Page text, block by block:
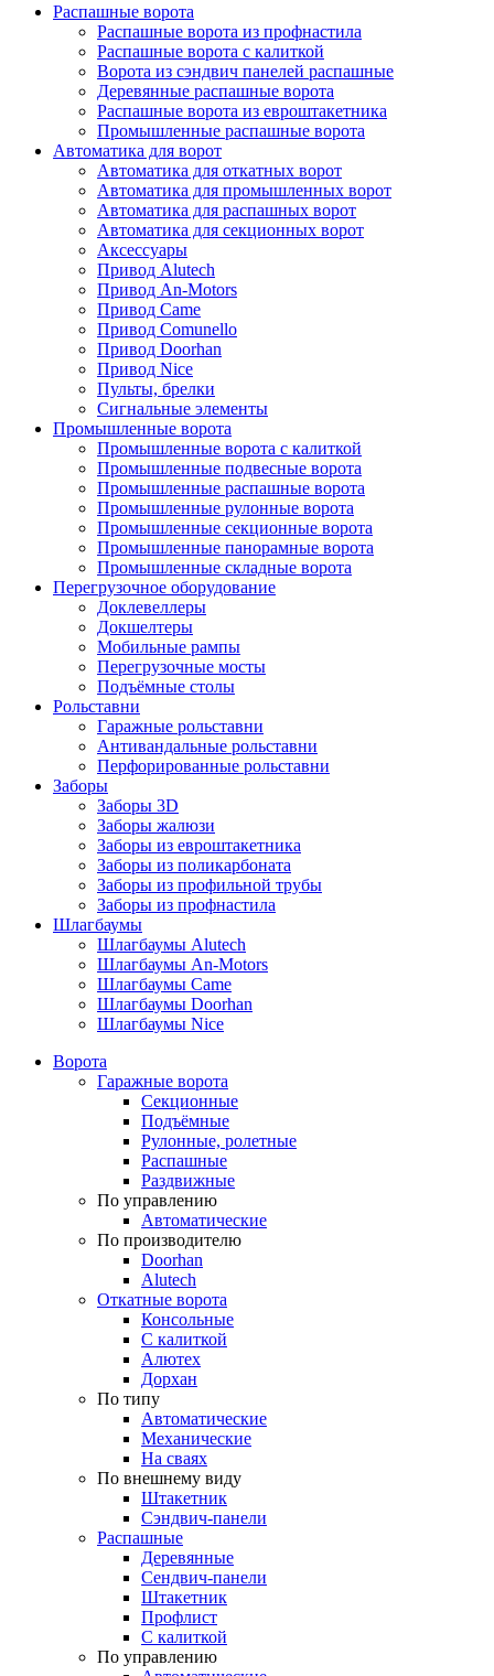
Распашные ворота
Распашные ворота из профнастила
Распашные ворота с калиткой
Ворота из сэндвич панелей распашные
Деревянные распашные ворота
Распашные ворота из евроштакетника
Промышленные распашные ворота
Автоматика для ворот
Автоматика для откатных ворот
Автоматика для промышленных ворот
Автоматика для распашных ворот
Автоматика для секционных ворот
Аксессуары
Привод Alutech
Привод An-Motors
Привод Came
Привод Comunello
Привод Doorhan
Привод Nice
Пульты, брелки
Сигнальные элементы
Промышленные ворота
Промышленные ворота с калиткой
Промышленные подвесные ворота
Промышленные распашные ворота
Промышленные рулонные ворота
Промышленные секционные ворота
Промышленные панорамные ворота
Промышленные складные ворота
Перегрузочное оборудование
Доклевеллеры
Докшелтеры
Мобильные рампы
Перегрузочные мосты
Подъёмные столы
Рольставни
Гаражные рольставни
Антивандальные рольставни
Перфорированные рольставни
Заборы
Заборы 3D
Заборы жалюзи
Заборы из евроштакетника
Заборы из поликарбоната
Заборы из профильной трубы
Заборы из профнастила
Шлагбаумы
Шлагбаумы Alutech
Шлагбаумы An-Motors
Шлагбаумы Came
Шлагбаумы Doorhan
Шлагбаумы Nice
Ворота
Гаражные ворота
Секционные
Подъёмные
Рулонные, ролетные
Распашные
Раздвижные
По управлению
Автоматические
По производителю
Doorhan
Alutech
Откатные ворота
Консольные
С калиткой
Алютех
Дорхан
По типу
Автоматические
Механические
На сваях
По внешнему виду
Штакетник
Сэндвич-панели
Распашные
Деревянные
Сендвич-панели
Штакетник
Профлист
С калиткой
По управлению